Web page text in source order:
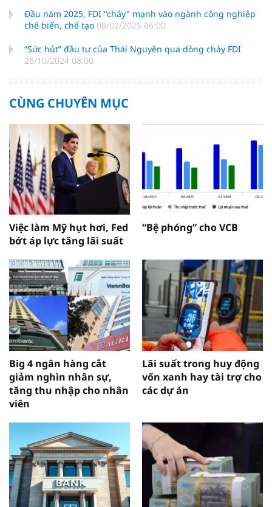
Đầu năm 2025, FDI "chảy" mạnh vào ngành công nghiệp
chế biến, chế tạo 08/02/2025 06:00
“Sức hút” đầu tư của Thái Nguyên qua dòng chảy FDI
26/10/2024 08:00
CÙNG CHUYÊN MỤC
Việc làm Mỹ hụt hơi, Fed
bớt áp lực tăng lãi suất
“Bệ phóng” cho VCB
Big 4 ngân hàng cắt
giảm nghìn nhân sự,
tăng thu nhập cho nhân
viên
Lãi suất trong huy động
vốn xanh hay tài trợ cho
các dự án